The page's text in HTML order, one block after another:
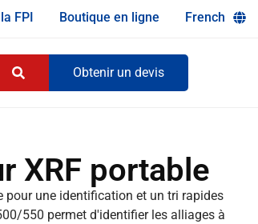
FPI Boutique en ligne French
Obtenir un devis
XRF portable
pour une identification et un tri rapides
550 permet d'identifier les alliages à